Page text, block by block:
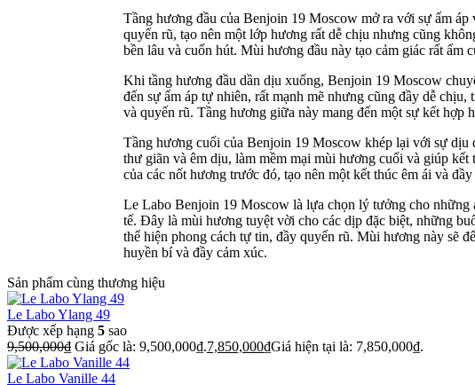
Tầng hương đầu của Benjoin 19 Moscow mở ra với sự ấm
quyến rũ, tạo nên một lớp hương rất dễ chịu nhưng cũng
bền lâu và cuốn hút. Mùi hương đầu này tạo cảm giác rất ấm
Khi tầng hương đầu dần dịu xuống, Benjoin 19 Moscow
đến sự ấm áp tự nhiên, rất mạnh mẽ nhưng cũng đầy dễ
và quyến rũ. Tầng hương giữa này mang đến một sự kết hợp
Tầng hương cuối của Benjoin 19 Moscow khép lại với sự dịu
thư giãn và êm dịu, làm mềm mại mùi hương cuối và giúp
của các nốt hương trước đó, tạo nên một kết thúc êm ái và
Le Labo Benjoin 19 Moscow là lựa chọn lý tưởng cho những
tế. Đây là mùi hương tuyệt vời cho các dịp đặc biệt, những
thể hiện phong cách tự tin, đầy quyến rũ. Mùi hương này sẽ
huyền bí và đầy cảm xúc.
Sản phẩm cùng thương hiệu
Le Labo Ylang 49
Được xếp hạng 5 sao
9,500,000₫ Giá gốc là: 9,500,000₫.7,850,000₫Giá hiện tại là: 7,850,000₫.
Le Labo Vanille 44